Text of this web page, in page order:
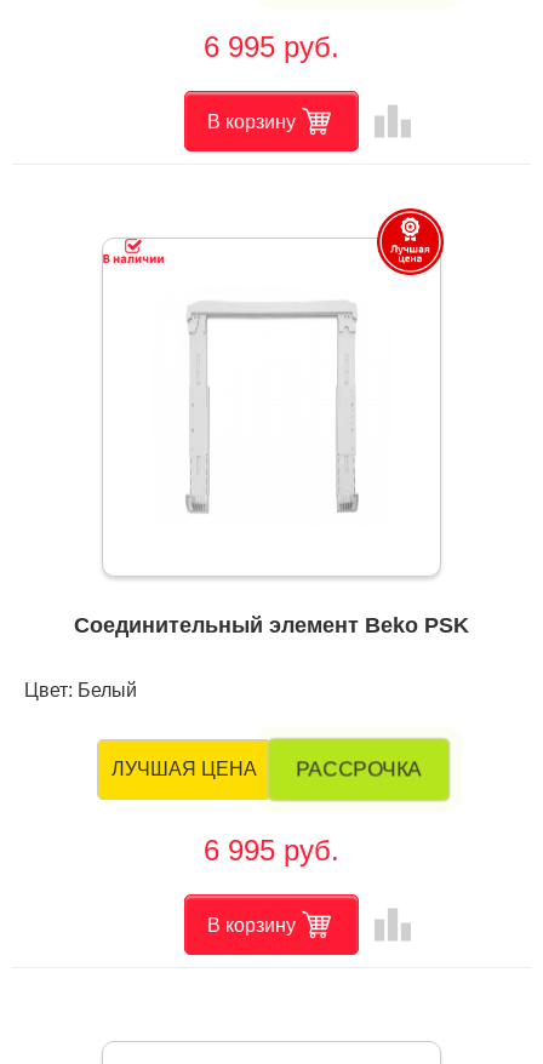
6 995 руб.
В корзину leaderboard
Соединительный элемент Beko PSK
Цвет: Белый
ЛУЧШАЯ ЦЕНА РАССРОЧКА
6 995 руб.
В корзину leaderboard